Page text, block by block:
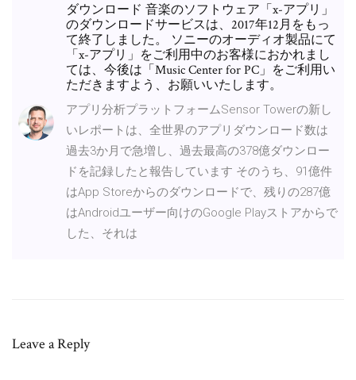
ダウンロード 音楽のソフトウェア「x-アプリ」
のダウンロードサービスは、2017年12月をもっ
て終了しました。 ソニーのオーディオ製品にて
「x-アプリ」をご利用中のお客様におかれまし
ては、今後は「Music Center for PC」をご利用い
ただきますよう、お願いいたします。
アプリ分析プラットフォームSensor Towerの新し
いレポートは、全世界のアプリダウンロード数は
過去3か月で急増し、過去最高の378億ダウンロー
ドを記録したと報告しています そのうち、91億件
はApp Storeからのダウンロードで、残りの287億
はAndroidユーザー向けのGoogle Playストアからで
した、それは
Leave a Reply